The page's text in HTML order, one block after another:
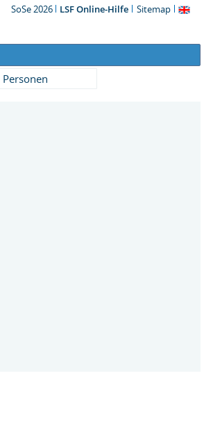
SoSe 2026 LSF Online-Hilfe Sitemap
Personen